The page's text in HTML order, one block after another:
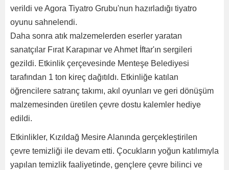
verildi ve Agora Tiyatro Grubu'nun hazırladığı tiyatro
oyunu sahnelendi.
Daha sonra atık malzemelerden eserler yaratan
sanatçılar Fırat Karapınar ve Ahmet İftar'ın sergileri
gezildi. Etkinlik çerçevesinde Menteşe Belediyesi
tarafından 1 ton kireç dağıtıldı. Etkinliğe katılan
öğrencilere satranç takımı, akıl oyunları ve geri dönüşüm
malzemesinden üretilen çevre dostu kalemler hediye
edildi.
Etkinlikler, Kızıldağ Mesire Alanında gerçekleştirilen
çevre temizliği ile devam etti. Çocukların yoğun katılımıyla
yapılan temizlik faaliyetinde, gençlere çevre bilinci ve